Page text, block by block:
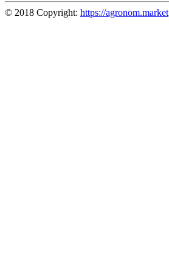
© 2018 Copyright: https://agronom.market